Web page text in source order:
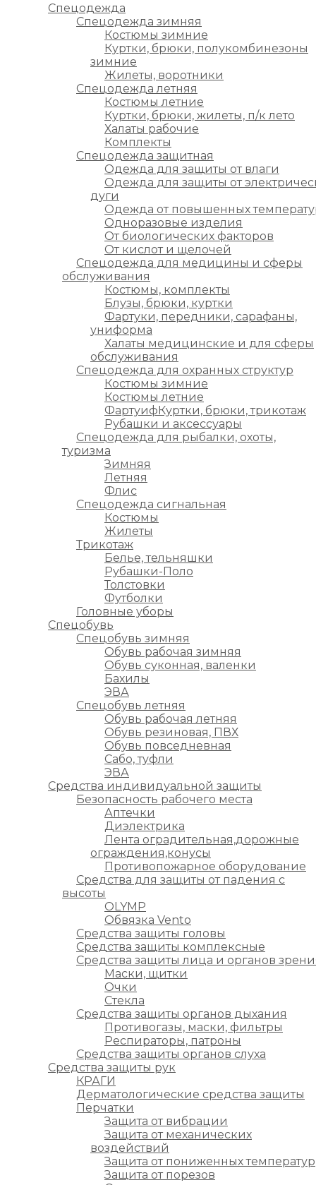
Спецодежда
Спецодежда зимняя
Костюмы зимние
Куртки, брюки, полукомбинезоны
зимние
Жилеты, воротники
Спецодежда летняя
Костюмы летние
Куртки, брюки, жилеты, п/к лето
Халаты рабочие
Комплекты
Спецодежда защитная
Одежда для защиты от влаги
Одежда для защиты от
дуги
Одежда от повышенных
Одноразовые изделия
От биологических факторов
От кислот и щелочей
Спецодежда для медицины и сферы
обслуживания
Костюмы, комплекты
Блузы, брюки, куртки
Фартуки, передники, сарафаны,
униформа
Халаты медицинские и для сферы
обслуживания
Спецодежда для охранных структур
Костюмы зимние
Костюмы летние
ФартуифКуртки, брюки, трикотаж
Рубашки и аксессуары
Спецодежда для рыбалки, охоты,
туризма
Зимняя
Летняя
Флис
Спецодежда сигнальная
Костюмы
Жилеты
Трикотаж
Белье, тельняшки
Рубашки-Поло
Толстовки
Футболки
Головные уборы
Спецобувь
Спецобувь зимняя
Обувь рабочая зимняя
Обувь суконная, валенки
Бахилы
ЭВА
Спецобувь летняя
Обувь рабочая летняя
Обувь резиновая, ПВХ
Обувь повседневная
Сабо, туфли
ЭВА
Средства индивидуальной защиты
Безопасность рабочего места
Аптечки
Диэлектрика
Лента оградительная,дорожные
ограждения,конусы
Противопожарное оборудование
Средства для защиты от падения с
высоты
OLYMP
Обвязка Vento
Средства защиты головы
Средства защиты комплексные
Средства защиты лица и органов
Маски, щитки
Очки
Стекла
Средства защиты органов дыхания
Противогазы, маски, фильтры
Респираторы, патроны
Средства защиты органов слуха
Средства защиты рук
КРАГИ
Дерматологические средства защиты
Перчатки
Защита от вибрации
Защита от механических
воздействий
Защита от пониженных температур
Защита от порезов